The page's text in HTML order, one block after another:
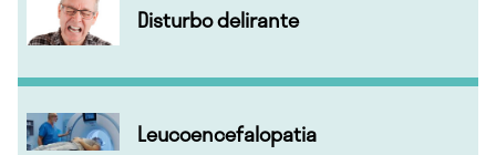
Disturbo delirante
Leucoencefalopatia